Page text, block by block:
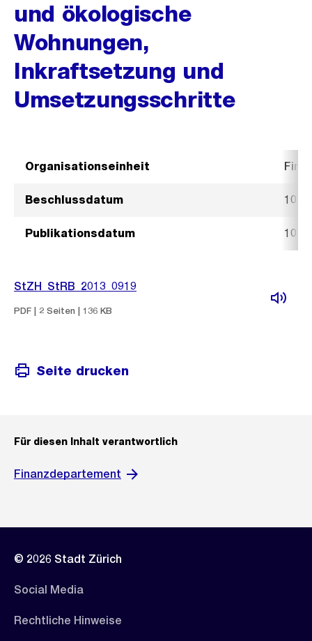
und ökologische
Wohnungen,
Inkraftsetzung und
Umsetzungsschritte
Organisationseinheit
Beschlussdatum 10.
Publikationsdatum 10.
StZH_StRB_2013_0919
PDF | 2 Seiten | 136 KB
Seite drucken
Für diesen Inhalt verantwortlich
Finanzdepartement
© 2026 Stadt Zürich
Social Media
Rechtliche Hinweise